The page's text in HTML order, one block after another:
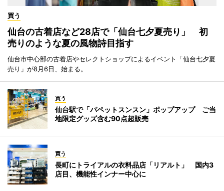
買う
仙台の古着店など28店で「仙台七夕夏売り」 初
売りのような夏の風物詩目指す
仙台市中心部の古着店やセレクトショップによるイベント「仙台七夕夏
売り」が8月6日、始まる。
買う
仙台駅で「パペットスンスン」ポップアップ ご当
地限定グッズ含む90点超販売
買う
長町にトライアルの衣料品店「リアルト」 国内3
店目、機能性インナー中心に